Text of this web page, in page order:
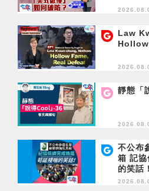
Law
靜態「
不公布
箱 記
的笑話！